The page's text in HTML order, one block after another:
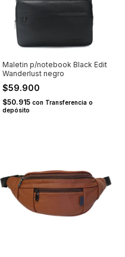
Maletin p/notebook Black Edit
Wanderlust negro
$59.900
$50.915 con Transferencia o
depósito